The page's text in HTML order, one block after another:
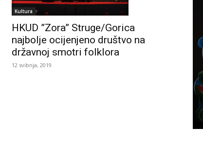
Kultura
HKUD ”Zora” Struge/Gorica
najbolje ocijenjeno društvo na
državnoj smotri folklora
12 svibnja, 2019